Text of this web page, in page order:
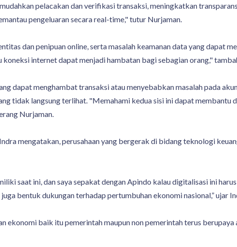
pelacakan dan verifikasi transaksi, meningkatkan
pengeluaran secara real-time," tutur Nurjaman.
dan penipuan online, serta masalah keamanan data yang dapat
internet dapat menjadi hambatan bagi sebagian orang,"
dapat menghambat transaksi atau menyebabkan masalah pada
tidak langsung terlihat. "Memahami kedua sisi ini dapat membantu
Nurjaman.
mengatakan, perusahaan yang bergerak di bidang teknologi
saat ini, dan saya sepakat dengan Apindo kalau digitalisasi ini
bentuk dukungan terhadap pertumbuhan ekonomi nasional,” ujar
ekonomi baik itu pemerintah maupun non pemerintah terus